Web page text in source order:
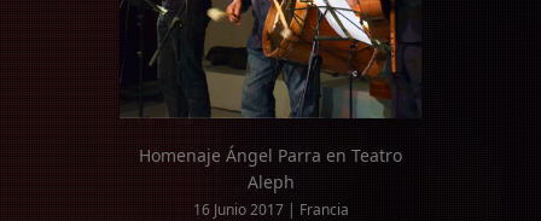
Homenaje Ángel Parra en Teatro
Aleph
16 Junio 2017 | Francia